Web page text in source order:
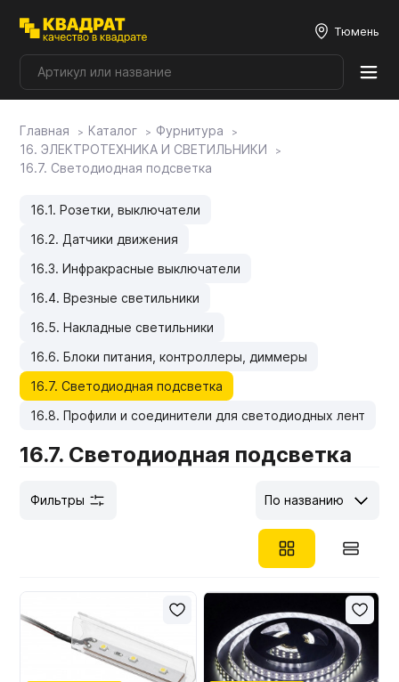
Тюмень
Плитные материалы
Столешницы
Мой ЭГГЕР
Фасады
Мебельные образцы, каталоги
Главная Каталог
Фурнитура
16. ЭЛЕКТРОТЕХНИКА И СВЕТИЛЬНИКИ
16.7. Светодиодная подсветка
16.1. Розетки, выключатели
16.2. Датчики движения
16.3. Инфракрасные выключатели
16.4. Врезные светильники
16.5. Накладные светильники
16.6. Блоки питания, контроллеры, диммеры
16.7. Светодиодная подсветка
16.8. Профили и соединители для светодиодных лент
16.7. Светодиодная подсветка
По названию
Фильтры